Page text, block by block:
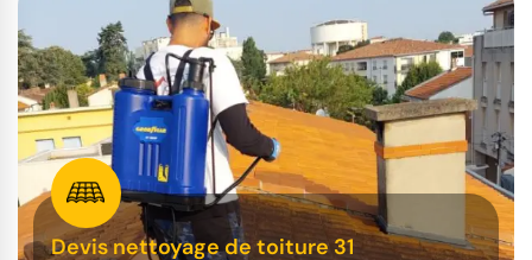
Devis nettoyage de toiture 31